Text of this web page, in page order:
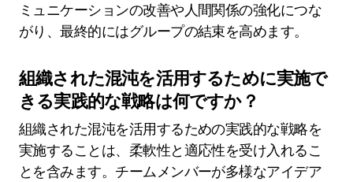
ミュニケーションの改善や人間関係の強化につな
がり、最終的にはグループの結束を高めます。
組織された混沌を活用するために実施で
きる実践的な戦略は何ですか？
組織された混沌を活用するための実践的な戦略を
実施することは、柔軟性と適応性を受け入れるこ
とを含みます。チームメンバーが多様なアイデア